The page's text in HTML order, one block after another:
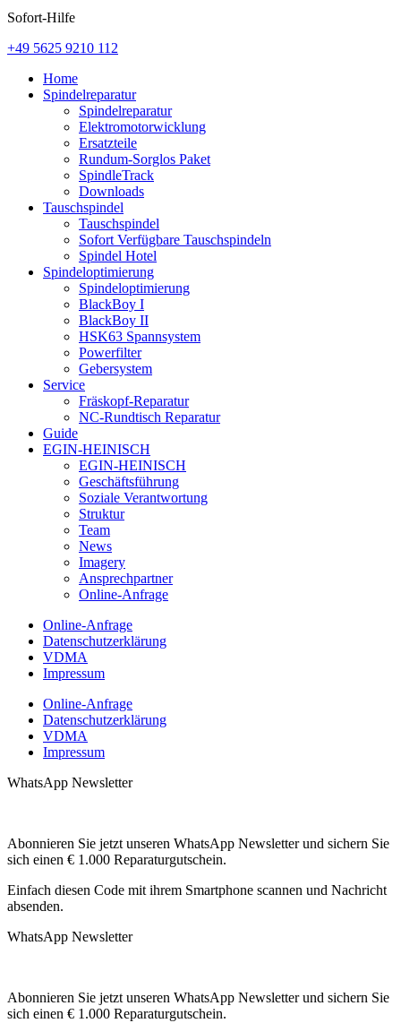
Sofort-Hilfe
+49 5625 9210 112
Home
Spindelreparatur
Spindelreparatur
Elektromotorwicklung
Ersatzteile
Rundum-Sorglos Paket
SpindleTrack
Downloads
Tauschspindel
Tauschspindel
Sofort Verfügbare Tauschspindeln
Spindel Hotel
Spindeloptimierung
Spindeloptimierung
BlackBoy I
BlackBoy II
HSK63 Spannsystem
Powerfilter
Gebersystem
Service
Fräskopf-Reparatur
NC-Rundtisch Reparatur
Guide
EGIN-HEINISCH
EGIN-HEINISCH
Geschäftsführung
Soziale Verantwortung
Struktur
Team
News
Imagery
Ansprechpartner
Online-Anfrage
Online-Anfrage
Datenschutzerklärung
VDMA
Impressum
Online-Anfrage
Datenschutzerklärung
VDMA
Impressum
WhatsApp Newsletter
Abonnieren Sie jetzt unseren WhatsApp Newsletter und sichern Sie
sich einen € 1.000 Reparaturgutschein.
Einfach diesen Code mit ihrem Smartphone scannen und Nachricht
absenden.
WhatsApp Newsletter
Abonnieren Sie jetzt unseren WhatsApp Newsletter und sichern Sie
sich einen € 1.000 Reparaturgutschein.